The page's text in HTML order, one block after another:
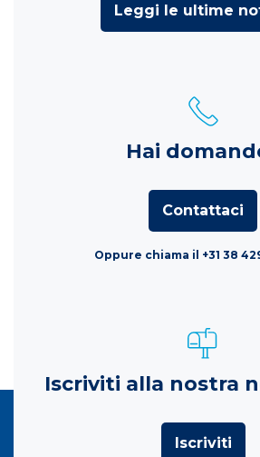
Leggi le ultime
Hai
Contattaci
Oppure chiama il +31 38
Iscriviti alla nostra
Iscriviti